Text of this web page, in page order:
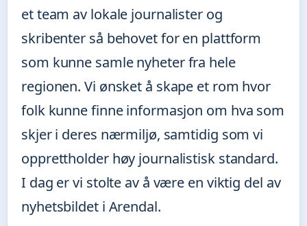
et team av lokale journalister og
skribenter så behovet for en plattform
som kunne samle nyheter fra hele
regionen. Vi ønsket å skape et rom hvor
folk kunne finne informasjon om hva som
skjer i deres nærmiljø, samtidig som vi
opprettholder høy journalistisk standard.
I dag er vi stolte av å være en viktig del av
nyhetsbildet i Arendal.